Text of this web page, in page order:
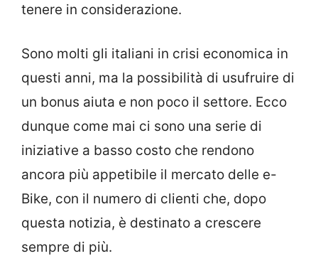
tenere in considerazione.
Sono molti gli italiani in crisi economica in
questi anni, ma la possibilità di usufruire di
un bonus aiuta e non poco il settore. Ecco
dunque come mai ci sono una serie di
iniziative a basso costo che rendono
ancora più appetibile il mercato delle e-
Bike, con il numero di clienti che, dopo
questa notizia, è destinato a crescere
sempre di più.